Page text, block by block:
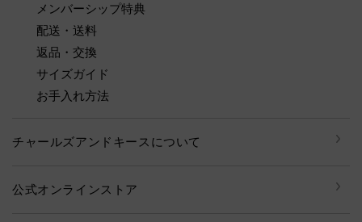
メンバーシップ特典
配送・送料
返品・交換
サイズガイド
お手入れ方法
チャールズアンドキースについて
公式オンラインストア